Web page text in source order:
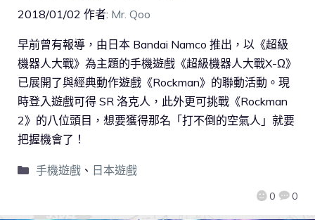
2018/01/02 作者: Mr. Qoo
0 0
早前曾有報導，由日本 Bandai Namco 推出，以《超級
機器人大戰》為主題的手機遊戲《超級機器人大戰X-Ω》
已展開了與經典動作遊戲《Rockman》的聯動活動。現
時登入遊戲可得 SR 洛克人，此外更可挑戰《Rockman
2》的八位頭目，想要獲得那名「打不倒的空氣人」就要
把握機會了！
手機遊戲、 日本遊戲